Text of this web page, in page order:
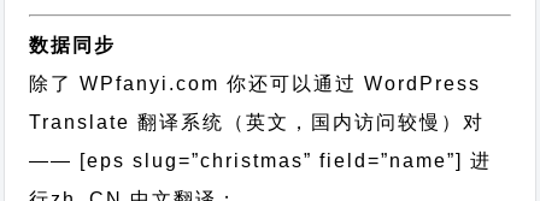
数据同步
除了 WPfanyi.com 你还可以通过WordPress
Translate 翻译系统（英文，国内访问较慢）对
—— [eps slug=”christmas” field=”name”]进